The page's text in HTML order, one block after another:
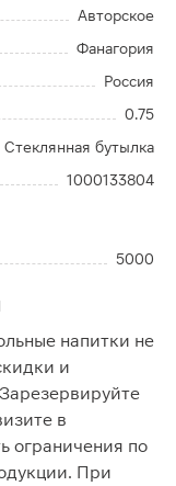
Авторское
Фанагория
Россия
0.75
Стеклянная бутылка
1000133804
5000
напитки не
и
в
ограничения по
При